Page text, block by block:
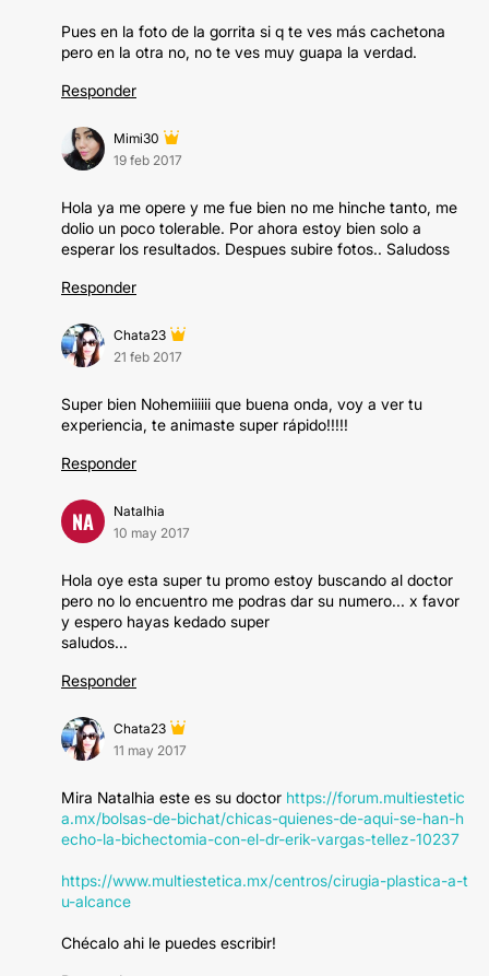
Pues en la foto de la gorrita si q te ves más cachetona
pero en la otra no, no te ves muy guapa la verdad.
Responder
Mimi30
19 feb 2017
Hola ya me opere y me fue bien no me hinche tanto, me
dolio un poco tolerable. Por ahora estoy bien solo a
esperar los resultados. Despues subire fotos.. Saludoss
Responder
Chata23
21 feb 2017
Super bien Nohemiiiiii que buena onda, voy a ver tu
experiencia, te animaste super rápido!!!!!
Responder
NA
Natalhia
10 may 2017
Hola oye esta super tu promo estoy buscando al doctor
pero no lo encuentro me podras dar su numero... x favor
y espero hayas kedado super
saludos...
Responder
Chata23
11 may 2017
Mira Natalhia este es su doctor https://forum.multiestetic
a.mx/bolsas-de-bichat/chicas-quienes-de-aqui-se-han-h
echo-la-bichectomia-con-el-dr-erik-vargas-tellez-10237
https://www.multiestetica.mx/centros/cirugia-plastica-a-t
u-alcance
Chécalo ahi le puedes escribir!